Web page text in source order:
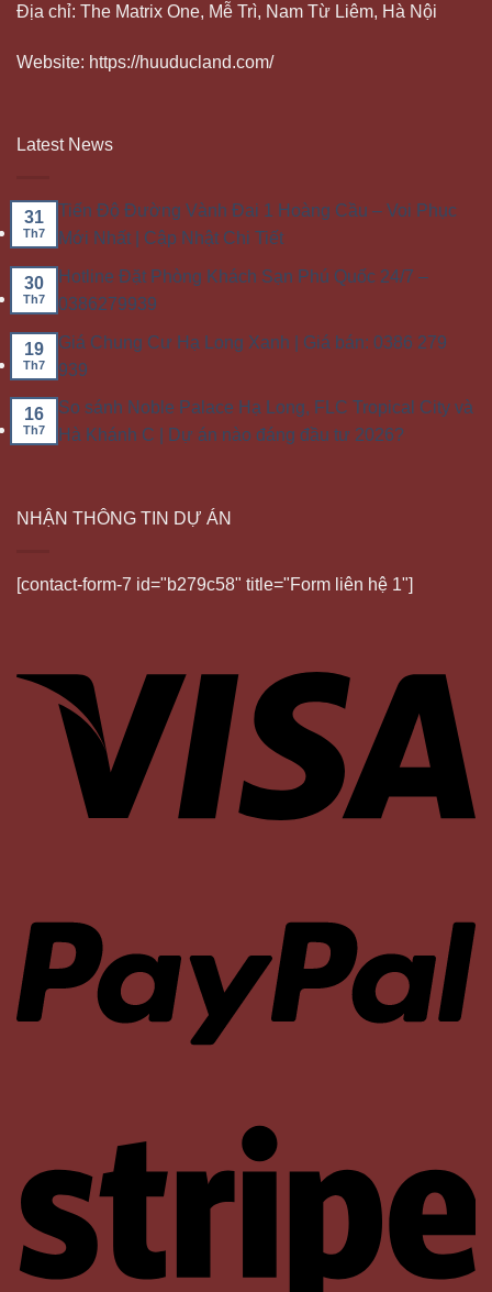
Địa chỉ: The Matrix One, Mễ Trì, Nam Từ Liêm, Hà Nội
Website: https://huuducland.com/
Latest News
31
Th7
Tiến Độ Đường Vành Đai 1 Hoàng Cầu – Voi Phục
Mới Nhất | Cập Nhật Chi Tiết
30
Th7
Hotline Đặt Phòng Khách Sạn Phú Quốc 24/7 –
0386279939
19
Th7
Giá Chung Cư Hạ Long Xanh | Giá bán: 0386 279
939
16
Th7
So sánh Noble Palace Hạ Long, FLC Tropical City và
Hà Khánh C | Dự án nào đáng đầu tư 2026?
NHẬN THÔNG TIN DỰ ÁN
[contact-form-7 id="b279c58" title="Form liên hệ 1"]